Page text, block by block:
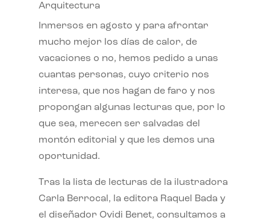
Arquitectura
Inmersos en agosto y para afrontar
mucho mejor los días de calor, de
vacaciones o no, hemos pedido a unas
cuantas personas, cuyo criterio nos
interesa, que nos hagan de faro y nos
propongan algunas lecturas que, por lo
que sea, merecen ser salvadas del
montón editorial y que les demos una
oportunidad.
Tras la lista de lecturas de la ilustradora
Carla Berrocal, la editora Raquel Bada y
el diseñador Ovidi Benet, consultamos a